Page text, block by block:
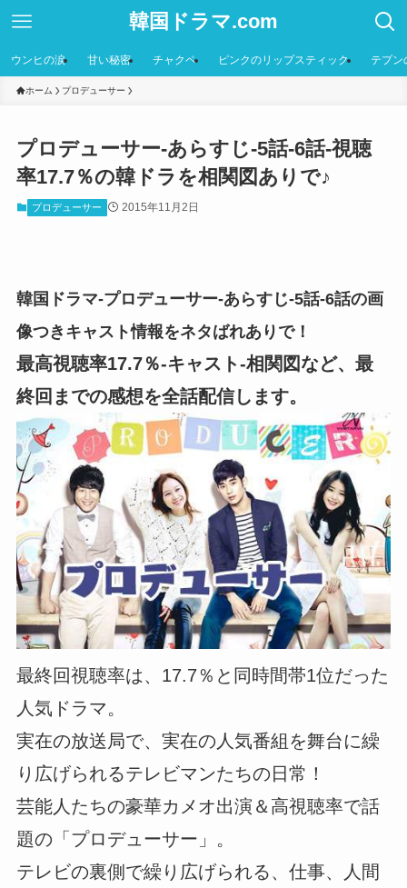
韓国ドラマ.com
ウンヒの涙 甘い秘密 チャクペ ピンクのリップスティック テプン
ホーム プロデューサー
プロデューサー-あらすじ-5話-6話-視聴
率17.7％の韓ドラを相関図ありで♪
プロデューサー 2015年11月2日
韓国ドラマ-プロデューサー-あらすじ-5話-6話の画
像つきキャスト情報をネタばれありで！
最高視聴率17.7％-キャスト-相関図など、最
終回までの感想を全話配信します。
最終回視聴率は、17.7％と同時間帯1位だった
人気ドラマ。
実在の放送局で、実在の人気番組を舞台に繰
り広げられるテレビマンたちの日常！
芸能人たちの豪華カメオ出演＆高視聴率で話
題の「プロデューサー」。
テレビの裏側で繰り広げられる、仕事、人間